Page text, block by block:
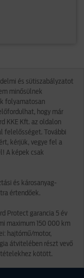
és sütiszabályzatot
minősülnek
folyamatosan
hogy már
KKE Kft. az oldalon
felelősséget. További
kérjük, vegye fel a
A képek csak
és károsanyag-
értendőek.
Protect garancia 5 év
maximum 150 000 km
hajtómű/motor,
átvitelében részt vevő
kötött.